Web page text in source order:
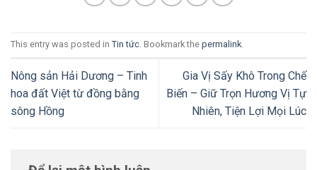
This entry was posted in Tin tức. Bookmark the permalink.
Nông sản Hải Dương – Tinh
hoa đất Việt từ đồng bằng
sông Hồng
Gia Vị Sấy Khô Trong Chế
Biến – Giữ Trọn Hương Vị Tự
Nhiên, Tiện Lợi Mọi Lúc